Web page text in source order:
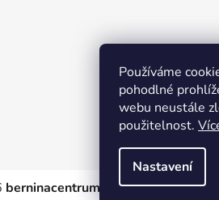
Používáme
pohodlné
webu neustále
použitelnost.
Nastavení
berninacentrum-av.cz. Všechna